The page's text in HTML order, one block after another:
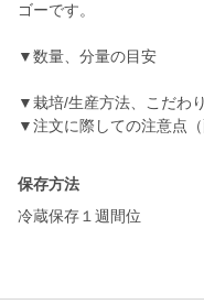
ゴーです。
▼数量、分量の目安
▼栽培/生産方法、こだわり
▼注文に際しての注意点（
保存方法
冷蔵保存１週間位